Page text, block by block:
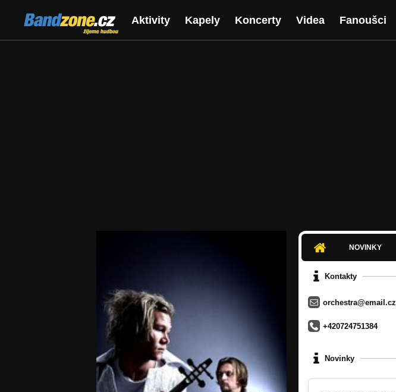
Bandzone.cz
žijeme hudbou
Aktivity Kapely Koncerty Videa Fanoušci
NOVINKY
Kontakty
orchestra@email.cz
+420724751384
Novinky